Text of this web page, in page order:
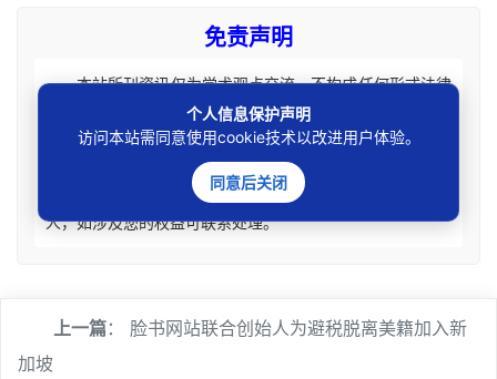
免责声明
本站所刊资讯仅为学术观点交流，不构成任何形式法律
意见建议。法律适用存在地域、时效、个案等差异，请勿生
搬硬套处理具体个案纠纷，由此产生的一切法律后果皆由您
自担全责。如您有相关法律事务需要办理请联系咨询专业执
业律师获取针对性法律意见。本站刊载内容版权归原权利
人，如涉及您的权益可联系处理。
上一篇： 脸书网站联合创始人为避税脱离美籍加入新
加坡
个人信息保护声明
访问本站需同意使用cookie技术以改进用户体验。
同意后关闭